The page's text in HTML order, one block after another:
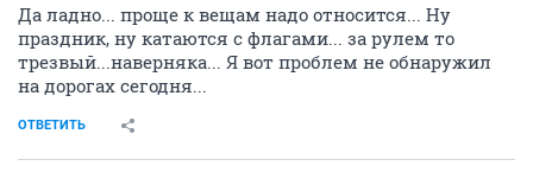
Да ладно... проще к вещам надо относится... Ну
праздник, ну катаются с флагами... за рулем то
трезвый...наверняка... Я вот проблем не обнаружил
на дорогах сегодня...
ОТВЕТИТЬ